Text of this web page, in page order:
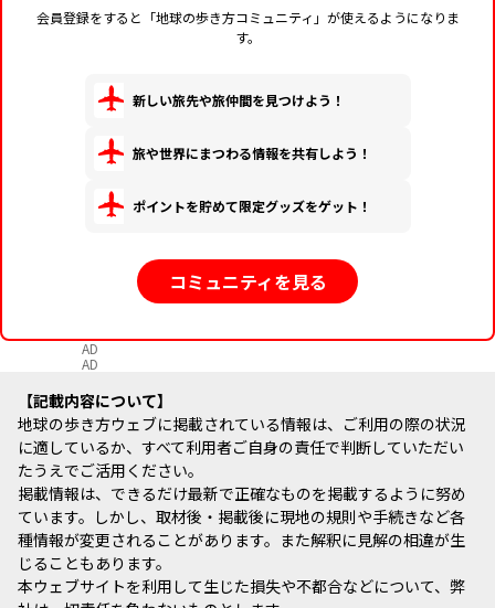
会員登録をすると「地球の歩き方コミュニティ」が使えるようになりま
す。
新しい旅先や旅仲間を見つけよう！
旅や世界にまつわる情報を共有しよう！
ポイントを貯めて限定グッズをゲット！
コミュニティを見る
AD
AD
記載内容について
地球の歩き方ウェブに掲載されている情報は、ご利用の際の状況
に適しているか、すべて利用者ご自身の責任で判断していただい
たうえでご活用ください。
掲載情報は、できるだけ最新で正確なものを掲載するように努め
ています。しかし、取材後・掲載後に現地の規則や手続きなど各
種情報が変更されることがあります。また解釈に見解の相違が生
じることもあります。
本ウェブサイトを利用して生じた損失や不都合などについて、弊